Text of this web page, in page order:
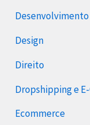
Desenvolvimento
Design
Direito
Dropshipping e
Ecommerce